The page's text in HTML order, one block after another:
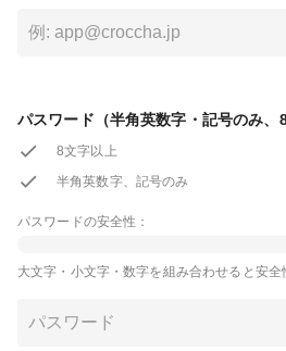
パスワード（半角英数字・記号のみ、8
8文字以上
半角英数字、記号のみ
パスワードの安全性：
大文字・小文字・数字を組み合わせると安全